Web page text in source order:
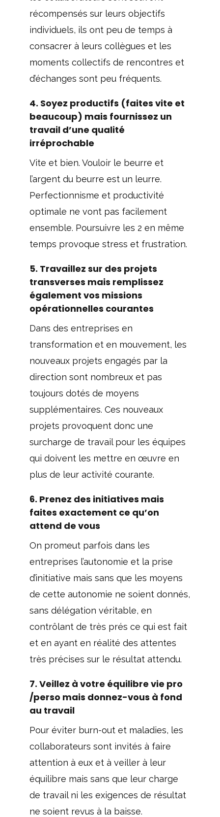
récompensés sur leurs objectifs
individuels, ils ont peu de temps à
consacrer à leurs collègues et les
moments collectifs de rencontres et
d’échanges sont peu fréquents.
4. Soyez productifs (faites vite et
beaucoup) mais fournissez un
travail d’une qualité
irréprochable
Vite et bien. Vouloir le beurre et
l’argent du beurre est un leurre.
Perfectionnisme et productivité
optimale ne vont pas facilement
ensemble. Poursuivre les 2 en même
temps provoque stress et frustration.
5. Travaillez sur des projets
transverses mais remplissez
également vos missions
opérationnelles courantes
Dans des entreprises en
transformation et en mouvement, les
nouveaux projets engagés par la
direction sont nombreux et pas
toujours dotés de moyens
supplémentaires. Ces nouveaux
projets provoquent donc une
surcharge de travail pour les équipes
qui doivent les mettre en œuvre en
plus de leur activité courante.
6. Prenez des initiatives mais
faites exactement ce qu’on
attend de vous
On promeut parfois dans les
entreprises l’autonomie et la prise
d’initiative mais sans que les moyens
de cette autonomie ne soient donnés,
sans délégation véritable, en
contrôlant de très prés ce qui est fait
et en ayant en réalité des attentes
très précises sur le résultat attendu.
7. Veillez à votre équilibre vie pro
/perso mais donnez-vous à fond
au travail
Pour éviter burn-out et maladies, les
collaborateurs sont invités à faire
attention à eux et à veiller à leur
équilibre mais sans que leur charge
de travail ni les exigences de résultat
ne soient revus à la baisse.